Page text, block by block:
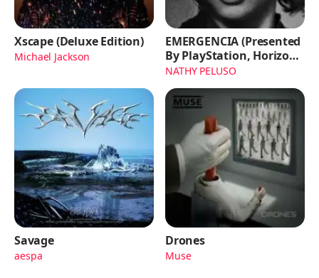
Xscape (Deluxe Edition)
Michael Jackson
EMERGENCIA (Presented
By PlayStation, Horizon
Forbidden West)
NATHY PELUSO
Savage
aespa
Drones
Muse